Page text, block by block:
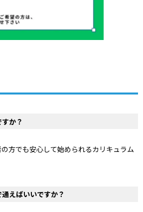
か？
方でも安心して始められるカリキュラム
えばいいですか？